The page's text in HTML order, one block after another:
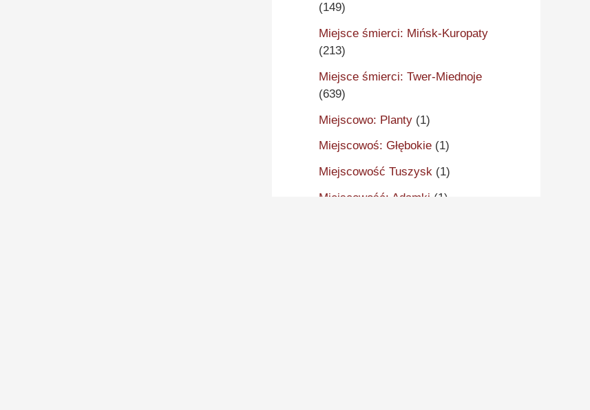
(149)
Miejsce śmierci: Mińsk-Kuropaty
(213)
Miejsce śmierci: Twer-Miednoje
(639)
Miejscowo: Planty (1)
Miejscowoś: Głębokie (1)
Miejscowość Tuszysk (1)
Miejscowość: Adamki (1)